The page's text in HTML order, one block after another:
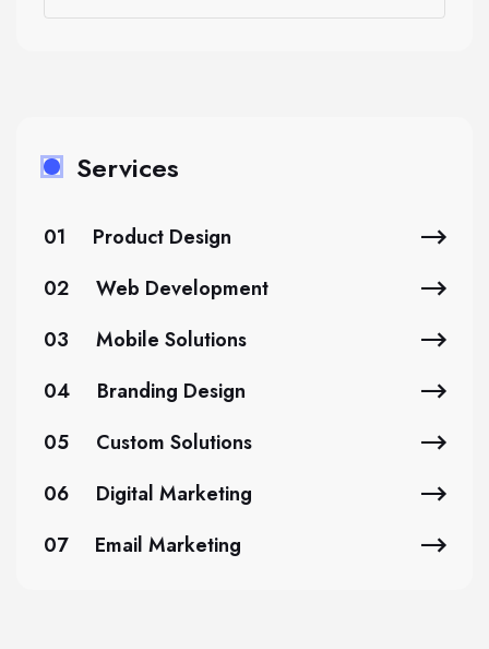
Services
01
Product Design
02
Web Development
03
Mobile Solutions
04
Branding Design
05
Custom Solutions
06
Digital Marketing
07
Email Marketing